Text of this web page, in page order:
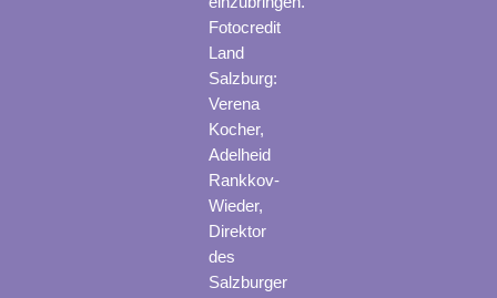
Fotocredit
Land
Salzburg:
Verena
Kocher,
Adelheid
Rankkov-
Wieder,
Direktor
des
Salzburger